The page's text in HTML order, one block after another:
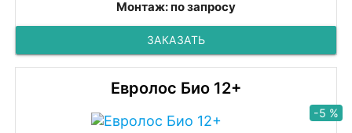
Монтаж: по запросу
ЗАКАЗАТЬ
Евролос Био 12+
-5 %